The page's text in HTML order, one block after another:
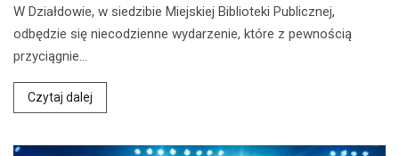
W Działdowie, w siedzibie Miejskiej Biblioteki Publicznej,
odbędzie się niecodzienne wydarzenie, które z pewnością
przyciągnie…
Czytaj dalej